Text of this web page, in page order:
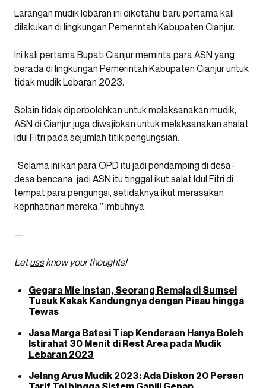
Larangan mudik lebaran ini diketahui baru pertama kali
dilakukan di lingkungan Pemerintah Kabupaten Cianjur.
Ini kali pertama Bupati Cianjur meminta para ASN yang
berada di lingkungan Pemerintah Kabupaten Cianjur untuk
tidak mudik Lebaran 2023.
Selain tidak diperbolehkan untuk melaksanakan mudik,
ASN di Cianjur juga diwajibkan untuk melaksanakan shalat
Idul Fitri pada sejumlah titik pengungsian.
“Selama ini kan para OPD itu jadi pendamping di desa-
desa bencana, jadi ASN itu tinggal ikut salat Idul Fitri di
tempat para pengungsi, setidaknya ikut merasakan
keprihatinan mereka,” imbuhnya.
—
Letussknow your thoughts!
Gegara Mie Instan, Seorang Remaja di Sumsel
Tusuk Kakak Kandungnya dengan Pisau hingga
Tewas
Jasa Marga Batasi Tiap Kendaraan Hanya Boleh
Istirahat 30 Menit di Rest Area pada Mudik
Lebaran 2023
Jelang Arus Mudik 2023: Ada Diskon 20 Persen